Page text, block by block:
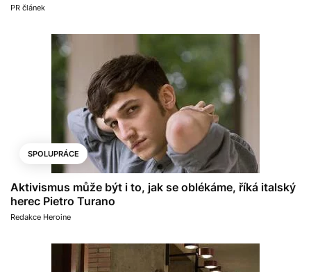
PR článek
SPOLUPRÁCE
Aktivismus může být i to, jak se oblékáme, říká italský
herec Pietro Turano
Redakce Heroine